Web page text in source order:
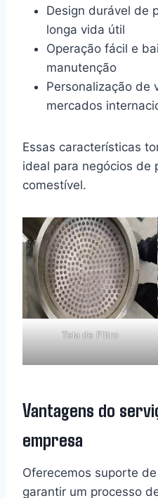
Design durável de
longa vida útil
Operação fácil e
manutenção
Personalização de
mercados
Essas características
ideal para negócios de
comestível.
Tela de Filtro
Vantagens do
empresa
Oferecemos suporte
garantir um processo